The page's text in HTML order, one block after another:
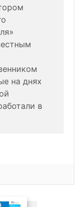
на днях
в